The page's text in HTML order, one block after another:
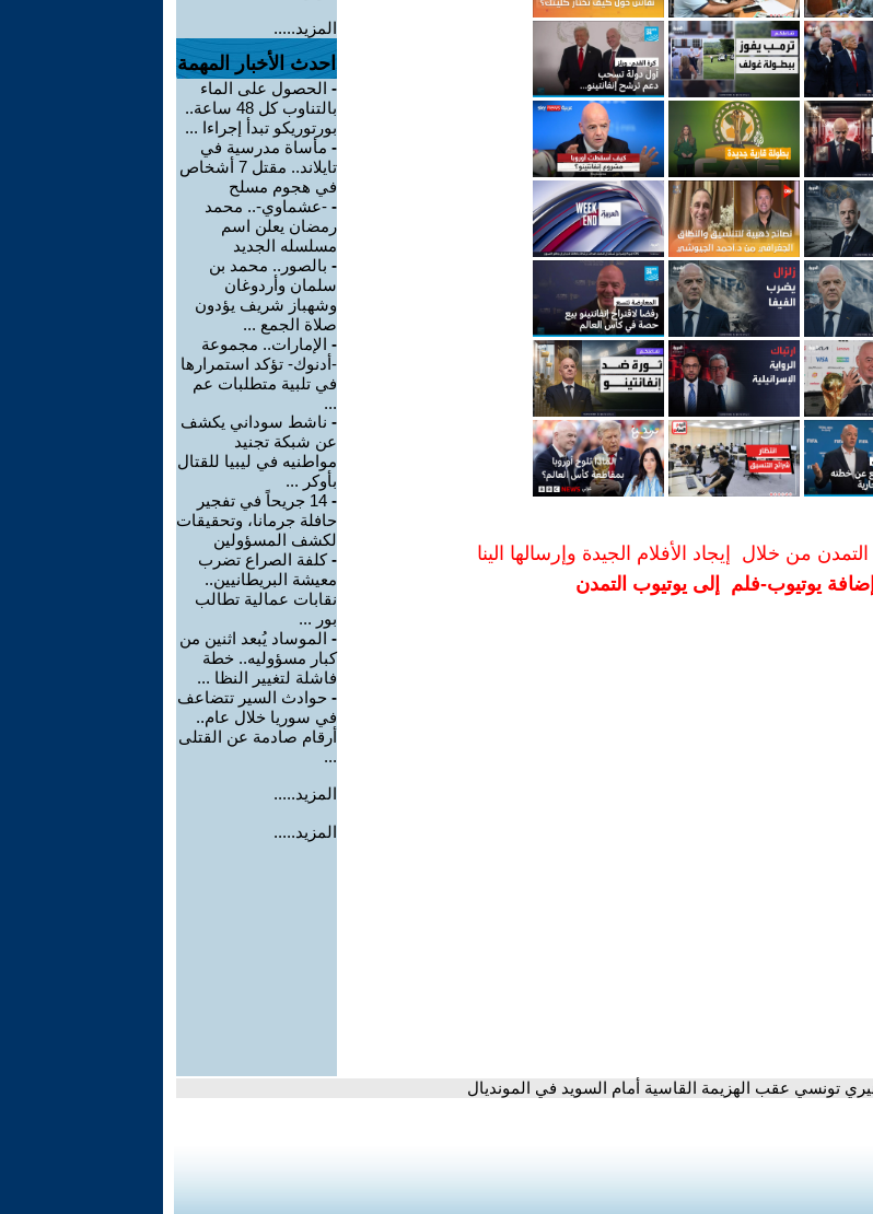
من خلال إيجاد الأفلام الجيدة وإرسالها الينا
إضافة يوتيوب-فلم إلى يوتيوب التمدن
المزيد.....
احدث الأخبار المهمة
- الحصول على الماء
بالتناوب كل 48 ساعة..
بورتوريكو تبدأ إجراءا ...
- مأساة مدرسية في
تايلاند.. مقتل 7 أشخاص
في هجوم مسلح
- -عشماوي-.. محمد
رمضان يعلن اسم
مسلسله الجديد
- بالصور.. محمد بن
سلمان وأردوغان
وشهباز شريف يؤدون
صلاة الجمع ...
- الإمارات.. مجموعة
-أدنوك- تؤكد استمرارها
في تلبية متطلبات عم
...
- ناشط سوداني يكشف
عن شبكة تجنيد
مواطنيه في ليبيا للقتال
بأوكر ...
-
14 جريحاً في تفجير
حافلة جرمانا، وتحقيقات
لكشف المسؤولين
-كلفة الصراع تضرب
معيشة البريطانيين..
نقابات عمالية تطالب
بور ...
- الموساد يُبعد اثنين من
كبار مسؤوليه.. خطة
فاشلة لتغيير النظا ...
- حوادث السير تتضاعف
في سوريا خلال عام..
أرقام صادمة عن القتلى
...
المزيد.....
المزيد.....
تونسي عقب الهزيمة القاسية أمام السويد في المونديال